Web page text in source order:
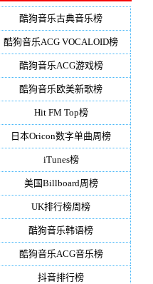
酷狗音乐古典音乐榜
酷狗音乐ACG VOCALOID榜
酷狗音乐ACG游戏榜
酷狗音乐欧美新歌榜
Hit FM Top榜
日本Oricon数字单曲周榜
iTunes榜
美国Billboard周榜
UK排行榜周榜
酷狗音乐韩语榜
酷狗音乐ACG音乐榜
抖音排行榜